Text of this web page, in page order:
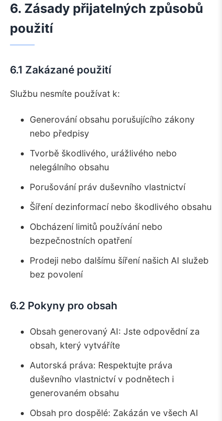
6. Zásady přijatelných způsobů
použití
6.1 Zakázané použití
Službu nesmíte používat k:
Generování obsahu porušujícího zákony
nebo předpisy
Tvorbě škodlivého, urážlivého nebo
nelegálního obsahu
Porušování práv duševního vlastnictví
Šíření dezinformací nebo škodlivého obsahu
Obcházení limitů používání nebo
bezpečnostních opatření
Prodeji nebo dalšímu šíření našich AI služeb
bez povolení
6.2 Pokyny pro obsah
Obsah generovaný AI: Jste odpovědní za
obsah, který vytváříte
Autorská práva: Respektujte práva
duševního vlastnictví v podnětech i
generovaném obsahu
Obsah pro dospělé: Zakázán ve všech AI